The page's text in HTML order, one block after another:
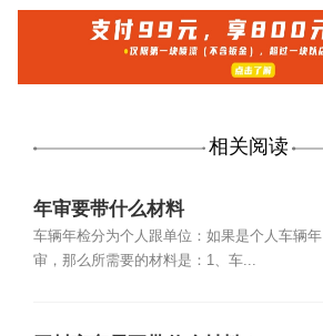
相关阅读
年审要带什么材料
车辆年检分为个人跟单位：如果是个人车辆年
审，那么所需要的材料是：1、车...